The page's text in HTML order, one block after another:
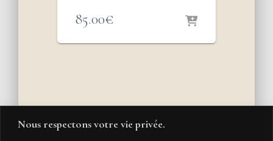
Nous respectons votre vie privée.
85.00€